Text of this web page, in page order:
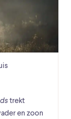
trekt
en zoon